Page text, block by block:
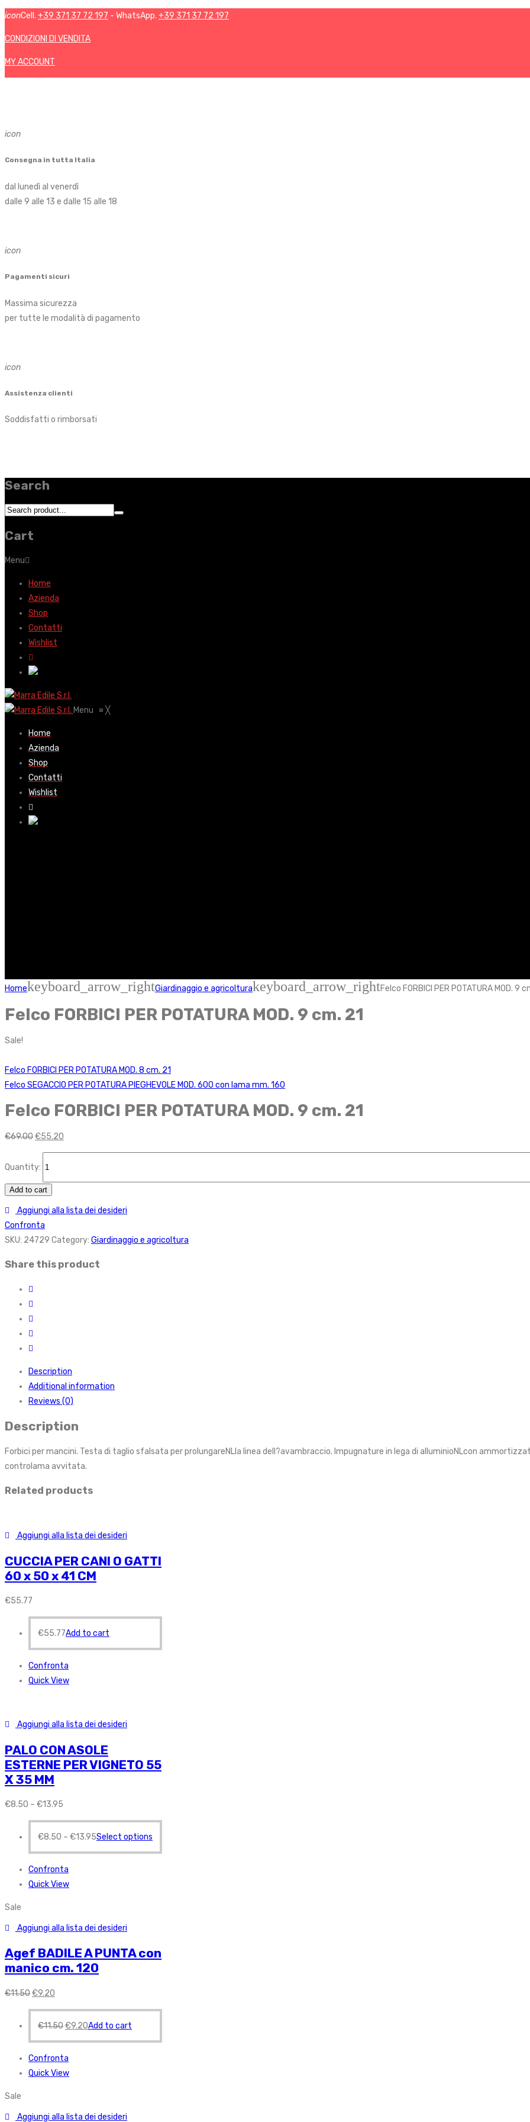
iconCell. +39 371 37 72 197 - WhatsApp. +39 371 37 72 197
CONDIZIONI DI VENDITA
MY ACCOUNT
icon
Consegna in tutta Italia
dal lunedì al venerdì
dalle 9 alle 13 e dalle 15 alle 18
icon
Pagamenti sicuri
Massima sicurezza
per tutte le modalità di pagamento
icon
Assistenza clienti
Soddisfatti o rimborsati
Search
Cart
Menu
Home
Azienda
Shop
Contatti
Wishlist
Menu ≡╳
Home
Azienda
Shop
Contatti
Wishlist
Homekeyboard_arrow_rightGiardinaggio e agricolturakeyboard_arrow_rightFelco FORBICI PER POTATURA MOD. 9
Felco FORBICI PER POTATURA MOD. 9 cm. 21
Sale!
Felco FORBICI PER POTATURA MOD. 8 cm. 21
Felco SEGACCIO PER POTATURA PIEGHEVOLE MOD. 600 con lama mm. 160
Felco FORBICI PER POTATURA MOD. 9 cm. 21
€69.00€55.20
Quantity:
Add to cart
Aggiungi alla lista dei desideri
Confronta
SKU: 24729 Category: Giardinaggio e agricoltura
Share this product
Description
Additional information
Reviews (0)
Description
Forbici per mancini. Testa di taglio sfalsata per prolungareNLla linea dell?avambraccio. Impugnature in lega di alluminioNLcon
controlama avvitata.
Related products
Aggiungi alla lista dei desideri
CUCCIA PER CANI O GATTI
60 x 50 x 41 CM
€55.77
€55.77Add to cart
Confronta
Quick View
Aggiungi alla lista dei desideri
PALO CON ASOLE
ESTERNE PER VIGNETO 55
X 35 MM
€8.50 – €13.95
€8.50 – €13.95Select options
Confronta
Quick View
Sale
Aggiungi alla lista dei desideri
Agef BADILE A PUNTA con
manico cm. 120
€11.50€9.20
€11.50€9.20Add to cart
Confronta
Quick View
Sale
Aggiungi alla lista dei desideri